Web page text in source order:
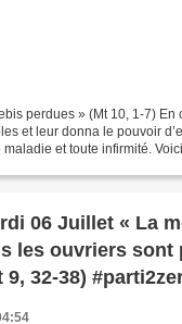
perdues » (Mt 10, 1-7) En
et leur donna le pouvoir
et toute infirmité.
06 Juillet « La
les ouvriers sont
9, 32-38)